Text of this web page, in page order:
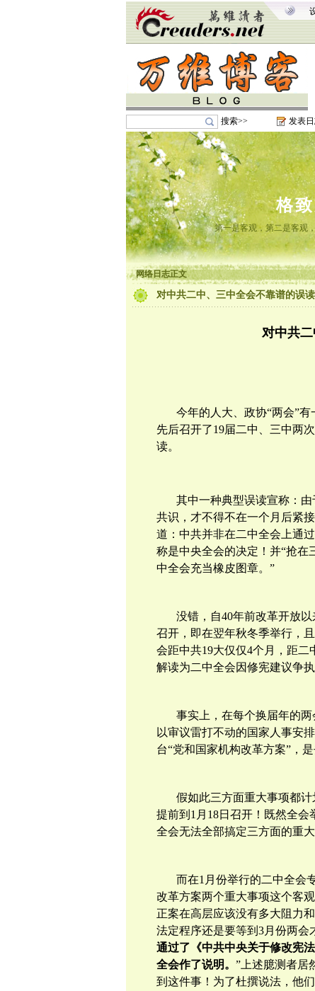
搜索>> 发表
格
第一是客观，第二是客观
网络日志正文
对中共二中、三中全会不靠谱的误读
对中共
今年的人大、政协“两会”
先后召开了19届二中、三中两
读。
其中一种典型误读宣称：
共识，才不得不在一个月后紧
道：中共并非在二中全会上通
称是中央全会的决定！并“抢在
中全会充当橡皮图章。”
没错，自40年前改革开放
召开，即在翌年秋冬季举行，
会距中共19大仅仅4个月，距二
解读为二中全会因修宪建议争
事实上，在每个换届年的
以审议雷打不动的国家人事安
台“党和国家机构改革方案”，是
假如此三方面重大事项都
提前到 1 月 18日召开！既然全会
全会无法全部搞定三方面的重
而在1 月份举行的二中全会
改革方案两个重大事项这个客
正案在高层应该没有多大阻力
法定程序还是要等到 3月份两会
通过了《中共中央关于修改宪
全会作了说明。 ”上述臆测者居
到这件事！为了杜撰说法，他